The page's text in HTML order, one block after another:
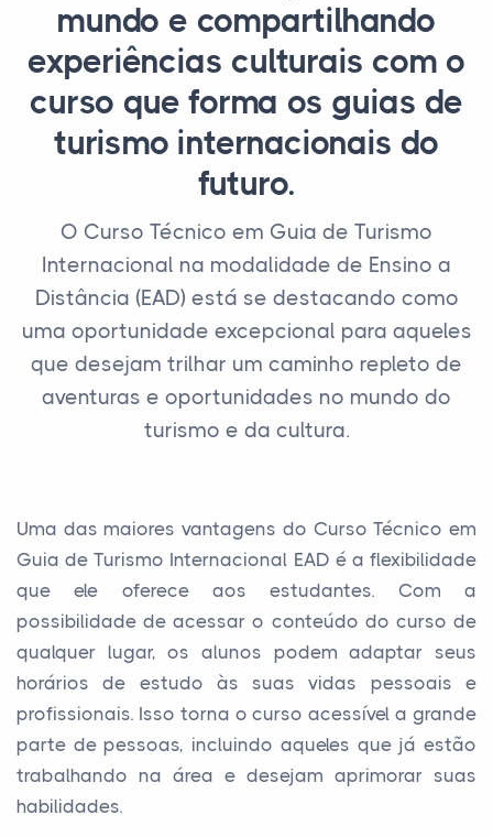
mundo e compartilhando
experiências culturais com o
curso que forma os guias de
turismo internacionais do
futuro.
O Curso Técnico em Guia de Turismo
Internacional na modalidade de Ensino a
Distância (EAD) está se destacando como
uma oportunidade excepcional para aqueles
que desejam trilhar um caminho repleto de
aventuras e oportunidades no mundo do
turismo e da cultura.
Uma das maiores vantagens do Curso Técnico em
Guia de Turismo Internacional EAD é a flexibilidade
que ele oferece aos estudantes. Com a
possibilidade de acessar o conteúdo do curso de
qualquer lugar, os alunos podem adaptar seus
horários de estudo às suas vidas pessoais e
profissionais. Isso torna o curso acessível a grande
parte de pessoas, incluindo aqueles que já estão
trabalhando na área e desejam aprimorar suas
habilidades.